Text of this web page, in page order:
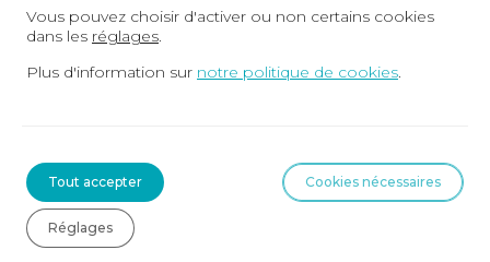
Prendre rendez-vous avec un avocat expert en
droit du travail
DROIT DU TRAVAIL
Vous pouvez choisir d'activer ou non certains cookies
dans les réglages
Plus d'information sur notre politique de cookies
Tout accepter Cookies nécessaires
Réglages